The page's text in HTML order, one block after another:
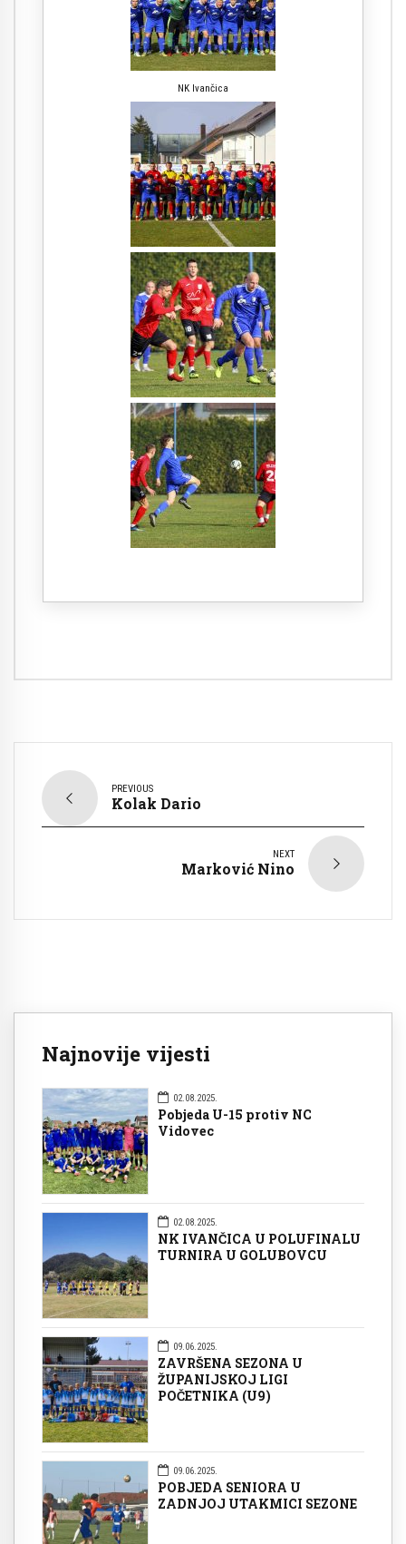
NK Ivančica
PREVIOUS
Kolak Dario
NEXT
Marković Nino
Najnovije vijesti
02.08.2025.
Pobjeda U-15 protiv NC
Vidovec
02.08.2025.
NK IVANČICA U POLUFINALU
TURNIRA U GOLUBOVCU
09.06.2025.
ZAVRŠENA SEZONA U
ŽUPANIJSKOJ LIGI
POČETNIKA (U9)
09.06.2025.
POBJEDA SENIORA U
ZADNJOJ UTAKMICI SEZONE